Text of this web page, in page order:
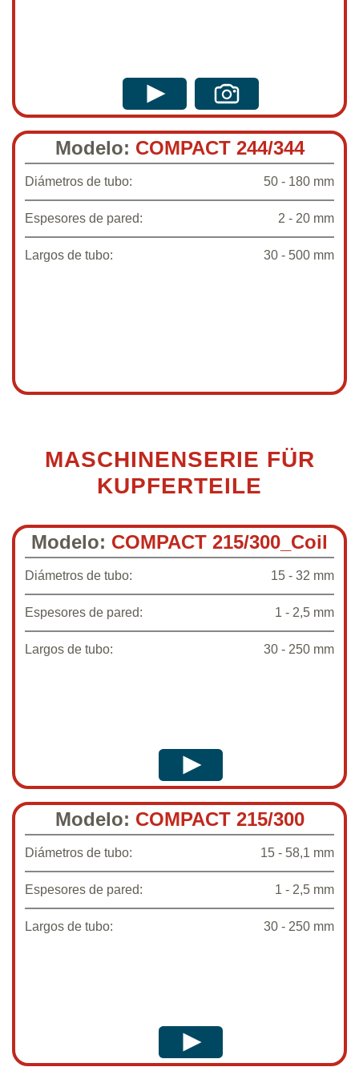
Modelo: COMPACT 244/344
Diámetros de tubo: 50 - 180 mm
Espesores de pared: 2 - 20 mm
Largos de tubo: 30 - 500 mm
MASCHINENSERIE FÜR
KUPFERTEILE
Modelo: COMPACT 215/300_Coil
Diámetros de tubo: 15 - 32 mm
Espesores de pared: 1 - 2,5 mm
Largos de tubo: 30 - 250 mm
Modelo: COMPACT 215/300
Diámetros de tubo: 15 - 58,1 mm
Espesores de pared: 1 - 2,5 mm
Largos de tubo: 30 - 250 mm